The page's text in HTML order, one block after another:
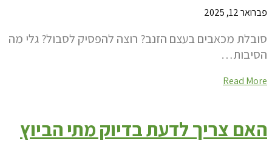
פברואר 12, 2025
סובלת מכאבים בעצם הזנב? רוצה להפסיק לסבול? גלי מה
הסיבות…
Read More
האם צריך לדעת בדיוק מתי הביוץ